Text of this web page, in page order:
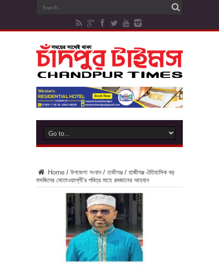
Home / উপজেলা সংবাদ / হাজীগঞ্জ / হাজীগঞ্জ ঐতিহাসিক বড়
মসজিদের মোতাওয়াল্লী’র পবিত্র মাহে রমজানের আহবান